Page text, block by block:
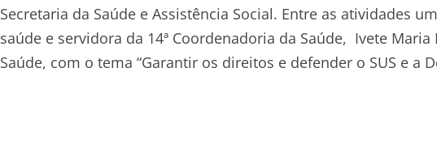
Secretaria da Saúde e Assistência Social. Entre as atividades
saúde e servidora da 14ª Coordenadoria da Saúde, Ivete
Saúde, com o tema “Garantir os direitos e defender o SUS e a